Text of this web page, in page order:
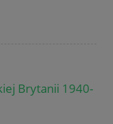
Brytanii 1940-